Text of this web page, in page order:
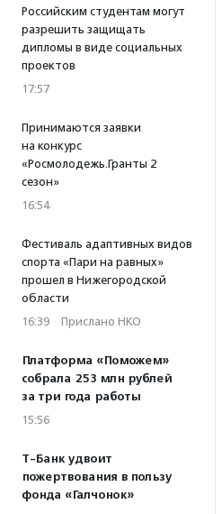
Российским студентам могут
разрешить защищать
дипломы в виде социальных
проектов
17:57
Принимаются заявки
на конкурс
«Росмолодежь.Гранты 2
сезон»
16:54
Фестиваль адаптивных видов
спорта «Пари на равных»
прошел в Нижегородской
области
16:39 · Прислано НКО
Платформа «Поможем»
собрала 253 млн рублей
за три года работы
15:56
Т-Банк удвоит
пожертвования в пользу
фонда «Галчонок»